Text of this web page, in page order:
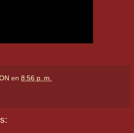
en 8:56 p. m.